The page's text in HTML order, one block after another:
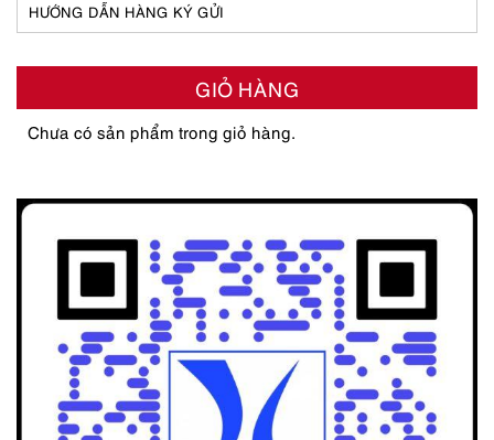
HƯỚNG DẪN HÀNG KÝ GỬI
GIỎ HÀNG
Chưa có sản phẩm trong giỏ hàng.